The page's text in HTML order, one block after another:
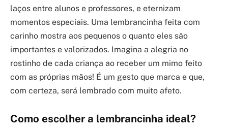
laços entre alunos e professores, e eternizam
momentos especiais. Uma lembrancinha feita com
carinho mostra aos pequenos o quanto eles são
importantes e valorizados. Imagina a alegria no
rostinho de cada criança ao receber um mimo feito
com as próprias mãos! É um gesto que marca e que,
com certeza, será lembrado com muito afeto.
Como escolher a lembrancinha ideal?